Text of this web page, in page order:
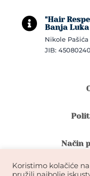

"Hair
Banja Luka
Nikole
JIB:
Način
Koristimo kolačiće